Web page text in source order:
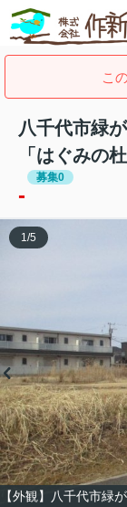
こ
八千代市緑
「はぐみの
募集0
-
【外観】八千代市
1/5